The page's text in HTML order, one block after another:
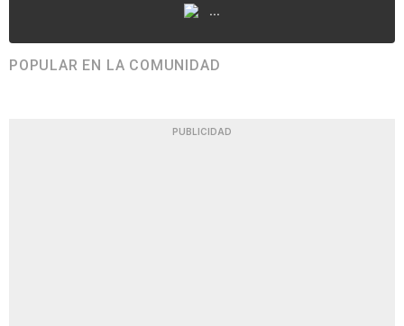
...
POPULAR EN LA COMUNIDAD
PUBLICIDAD